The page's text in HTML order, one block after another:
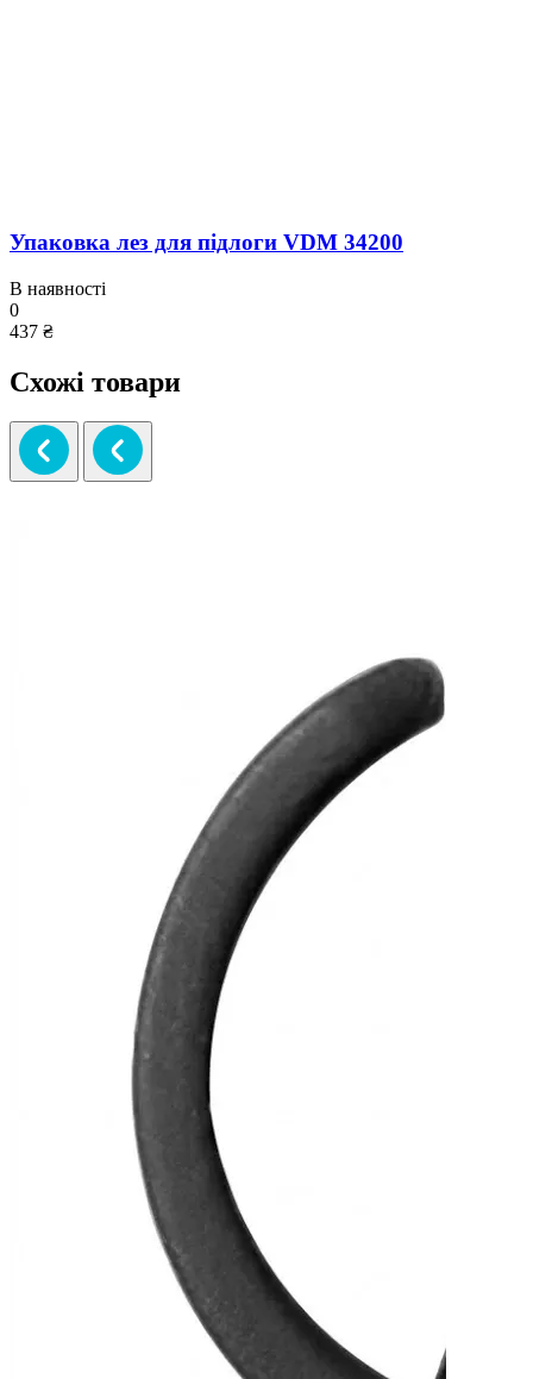
Упаковка лез для підлоги VDM 34200
В наявності
0
437 ₴
Схожі товари